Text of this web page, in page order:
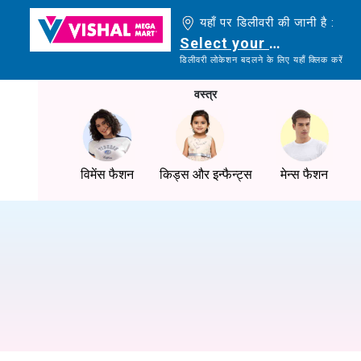
यहाँ पर डिलीवरी की जानी है :
Select your delivery
डिलीवरी लोकेशन बदलने के लिए यहाँ क्लिक करें
वस्त्र
विमेंस फैशन किड्स और इन्फैन्ट्स मेन्स फैशन